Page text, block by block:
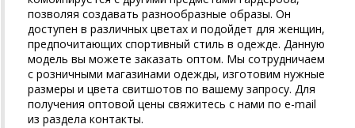
позволяя создавать разнообразные образы. Он
доступен в различных цветах и подойдет для женщин,
предпочитающих спортивный стиль в одежде. Данную
модель вы можете заказать оптом. Мы сотрудничаем
с розничными магазинами одежды, изготовим нужные
размеры и цвета свитшотов по вашему запросу. Для
получения оптовой цены свяжитесь с нами по e-mail
из раздела контакты.